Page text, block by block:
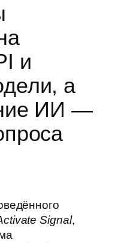
и
а
ИИ —
Signal,